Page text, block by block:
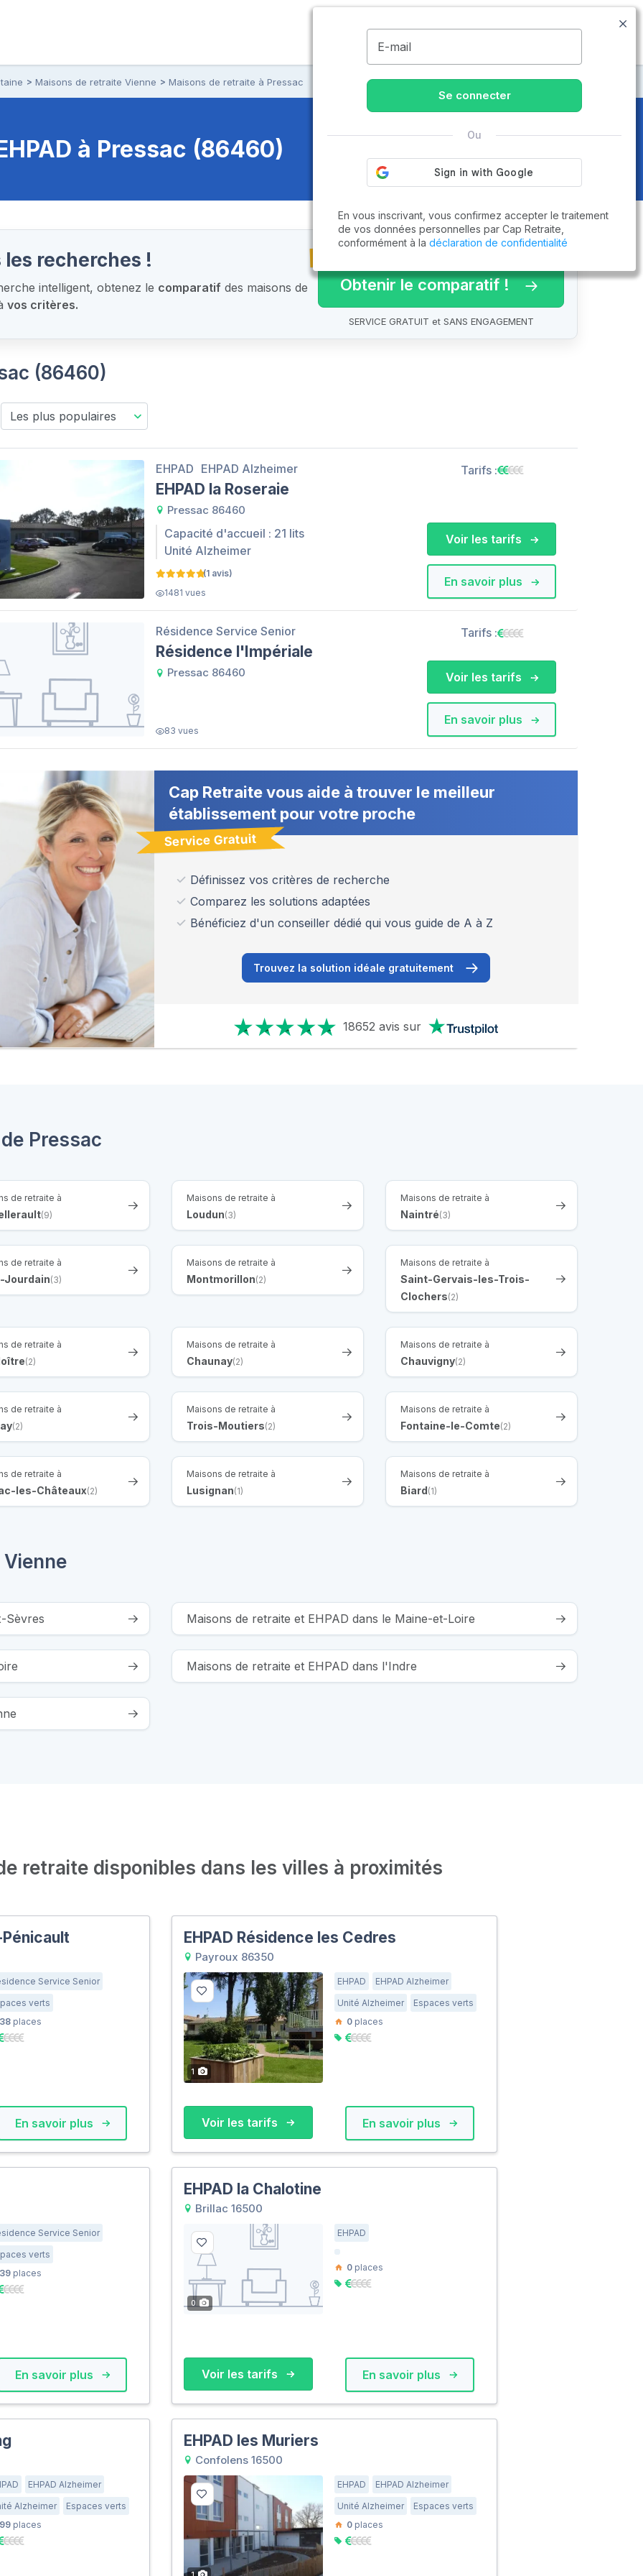
05.79.98.00.06
Maisons de retraite Vienne Maisons de retraite à Pressac
à Pressac (86460)
recherches !
intelligent, obtenez le comparatifdes maisons de
vos critères.
Obtenir le comparatif !
SERVICE GRATUIT et SANS ENGAGEMENT
(86460)
EHPAD EHPAD Alzheimer
EHPAD la Roseraie
Pressac 86460
Capacité d'accueil : 21 lits
Unité Alzheimer
(1 avis)
1481 vues
Tarifs :
En savoir plus
Voir les tarifs
Résidence Service Senior
Résidence l'Impériale
Pressac 86460
83 vues
Tarifs :
En savoir plus
Voir les tarifs
Cap Retraite vous aide à trouver le meilleur
établissement pour votre proche
Service Gratuit
Définissez vos critères de recherche
Comparez les solutions adaptées
Bénéficiez d'un conseiller dédié qui vous guide de A à Z
Trouvez la solution idéale gratuitement
18652 avis sur
Pressac
de retraite à
(9)
Maisons de retraite à
Loudun(3)
Maisons de retraite à
Naintré(3)
de retraite à
Jourdain(3)
Maisons de retraite à
Montmorillon(2)
Maisons de retraite à
Saint-Gervais-les-Trois-
Clochers(2)
de retraite à
(2)
Maisons de retraite à
Chaunay(2)
Maisons de retraite à
Chauvigny(2)
de retraite à
(2)
Maisons de retraite à
Trois-Moutiers(2)
Maisons de retraite à
Fontaine-le-Comte(2)
de retraite à
les-Châteaux(2)
Maisons de retraite à
Lusignan(1)
Maisons de retraite à
Biard(1)
Sèvres Maisons de retraite et EHPAD dans le Maine-et-Loire
Maisons de retraite et EHPAD dans l'Indre
retraite disponibles dans les villes à proximités
Service Senior
verts
places
En savoir plus
EHPAD Résidence les Cedres
Payroux 86350
1
EHPAD
EHPAD Alzheimer
Unité Alzheimer
Espaces verts
0 places
Voir les tarifs En savoir plus
Service Senior
verts
places
En savoir plus
EHPAD la Chalotine
Brillac 16500
0
EHPAD
0 places
Voir les tarifs En savoir plus
EHPAD Alzheimer
Alzheimer
Espaces verts
places
EHPAD les Muriers
Confolens 16500
EHPAD
EHPAD Alzheimer
Unité Alzheimer
Espaces verts
0 places
E-mail
Se connecter
Ou
En vous inscrivant, vous confirmez accepter le traitement
de vos données personnelles par Cap Retraite,
conformément à la déclaration de confidentialité